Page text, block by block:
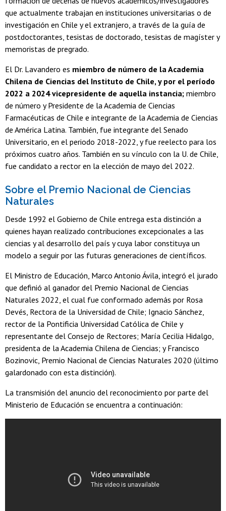
que actualmente trabajan en instituciones universitarias o de
investigación en Chile y el extranjero, a través de la guía de
postdoctorantes, tesistas de doctorado, tesistas de magíster y
memoristas de pregrado.
El Dr. Lavandero es miembro de número de la Academia
Chilena de Ciencias del Instituto de Chile, y por el período
2022 a 2024 vicepresidente de aquella instancia; miembro
de número y Presidente de la Academia de Ciencias
Farmacéuticas de Chile e integrante de la Academia de Ciencias
de América Latina. También, fue integrante del Senado
Universitario, en el periodo 2018-2022, y fue reelecto para los
próximos cuatro años. También en su vínculo con la U. de Chile,
fue candidato a rector en la elección de mayo del 2022.
Sobre el Premio Nacional de Ciencias
Naturales
Desde 1992 el Gobierno de Chile entrega esta distinción a
quienes hayan realizado contribuciones excepcionales a las
ciencias y al desarrollo del país y cuya labor constituya un
modelo a seguir por las futuras generaciones de científicos.
El Ministro de Educación, Marco Antonio Ávila, integró el jurado
que definió al ganador del Premio Nacional de Ciencias
Naturales 2022, el cual fue conformado además por Rosa
Devés, Rectora de la Universidad de Chile; Ignacio Sánchez,
rector de la Pontificia Universidad Católica de Chile y
representante del Consejo de Rectores; María Cecilia Hidalgo,
presidenta de la Academia Chilena de Ciencias; y Francisco
Bozinovic, Premio Nacional de Ciencias Naturales 2020 (último
galardonado con esta distinción).
La transmisión del anuncio del reconocimiento por parte del
Ministerio de Educación se encuentra a continuación: